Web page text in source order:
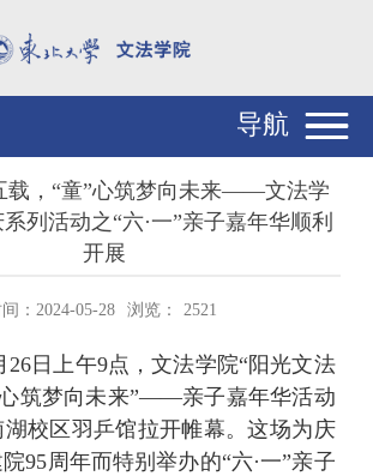
导航
载，“童”心筑梦向未来——文法学
列活动之“六·一”亲子嘉年华顺利
开展
：2024-05-28 浏览： 2521
26日上午9点，文法学院“阳光文法
心筑梦向未来”——亲子嘉年华活动
校区羽乒馆拉开帷幕。这场为庆
95周年而特别举办的“六·一”亲子